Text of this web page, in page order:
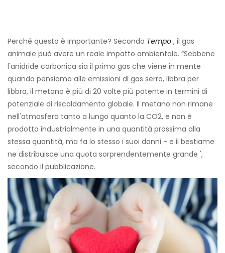
Perché questo è importante? Secondo Tempo , il gas
animale può avere un reale impatto ambientale. “Sebbene
l'anidride carbonica sia il primo gas che viene in mente
quando pensiamo alle emissioni di gas serra, libbra per
libbra, il metano è più di 20 volte più potente in termini di
potenziale di riscaldamento globale. Il metano non rimane
nell'atmosfera tanto a lungo quanto la CO2, e non è
prodotto industrialmente in una quantità prossima alla
stessa quantità, ma fa lo stesso i suoi danni - e il bestiame
ne distribuisce una quota sorprendentemente grande ',
secondo il pubblicazione.